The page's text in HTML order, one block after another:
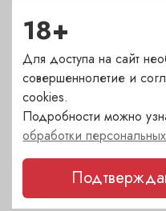
сухое
Страна
Аргентина
Каберне совиньон
18+
Для доступа на сайт
совершеннолетие и
cookies.
Подробности можно
обработки